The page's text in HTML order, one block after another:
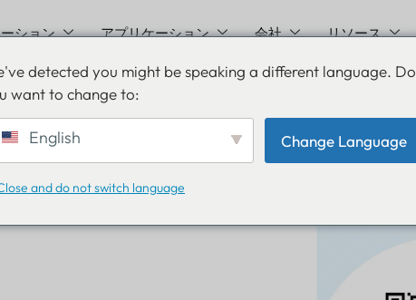
ション アプリケーション 会社 リソース
detected you might be speaking a different language. Do
want to change to:
English Change Language
and do not switch language